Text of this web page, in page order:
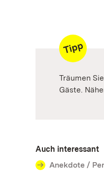
Träumen
Gäste.
Auch interessant
Anekdote /